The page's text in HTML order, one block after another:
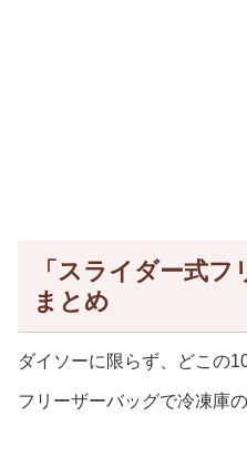
「スライダー式
まとめ
ダイソーに限らず、どこの
フリーザーバッグで冷凍庫